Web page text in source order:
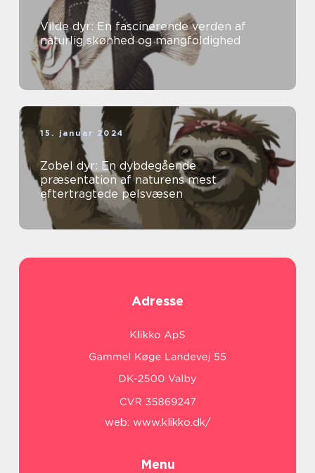
Vilde dyr: En fascinerende verden af
naturlig skønhed og mangfoldighed
15. januar 2024
Zobel dyr: En dybdegående
præsentation af naturens mest
eftertragtede pelsvæsen
Adresse
web: www.klikko.dk/
Menu